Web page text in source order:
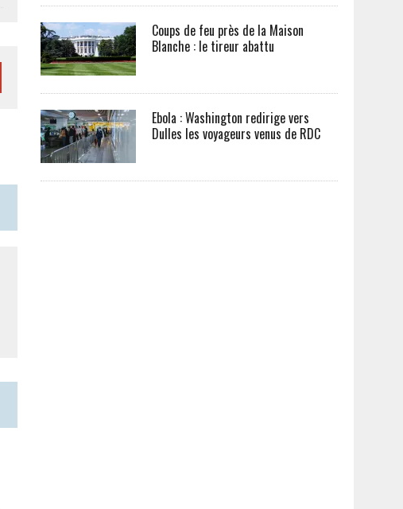
Coups de feu près de la Maison
Blanche : le tireur abattu
Ebola : Washington redirige vers
Dulles les voyageurs venus de RDC